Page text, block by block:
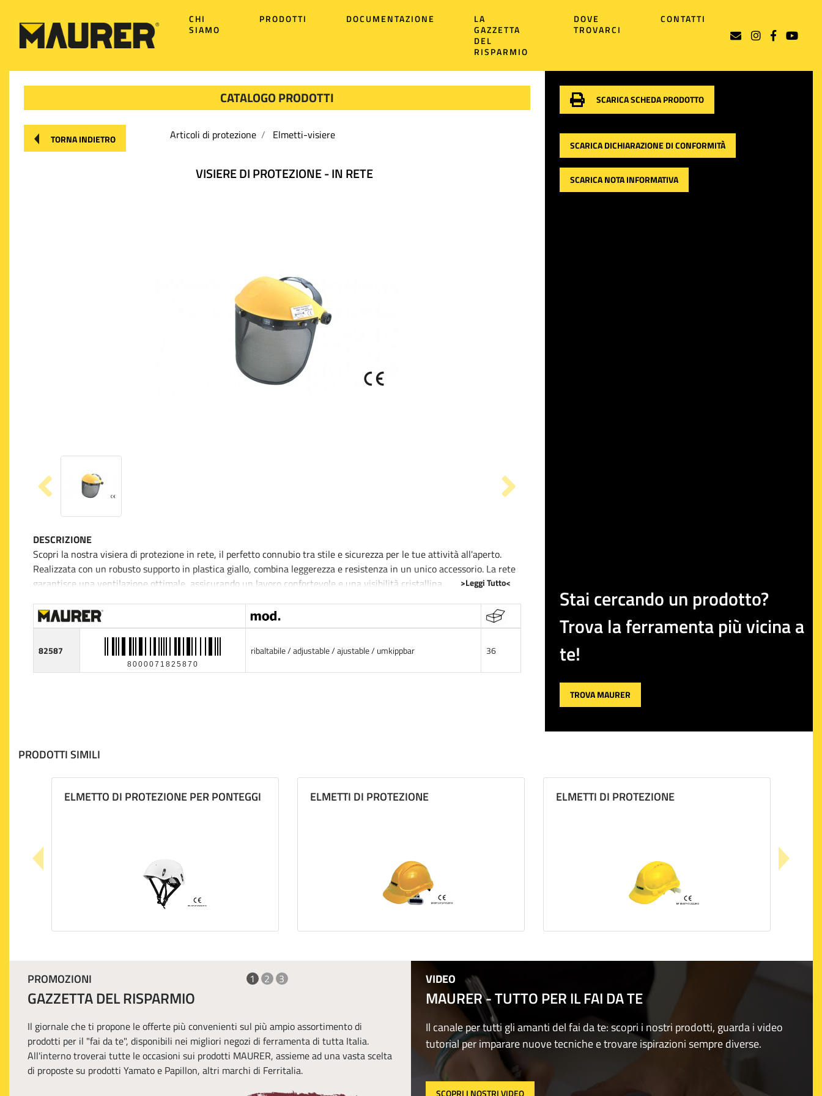
CHI
SIAMO
PRODOTTI DOCUMENTAZIONE
LA
GAZZETTA
DEL
RISPARMIO
DOVE
TROVARCI
CONTATTI
CATALOGO PRODOTTI
TORNA INDIETRO Articoli di protezione Elmetti-visiere
VISIERE DI PROTEZIONE - IN RETE
DESCRIZIONE
Scopri la nostra visiera di protezione in rete, il perfetto connubio tra stile e sicurezza per le tue attività all'aperto.
Realizzata con un robusto supporto in plastica giallo, combina leggerezza e resistenza in un unico accessorio. La rete
garantisce una ventilazione ottimale, assicurando un lavoro confortevole e una visibilità cristallina.
Questa visiera ribaltabile è ideale per giardinieri, appassionati del fai-da-te, o per chiunque necessiti di una barriera
protettiva contro sporco e detriti. Dotata di un meccanismo di regolazione, si adatta perfettamente a qualsiasi
dimensione del capo, garantendo stabilità e comfort durante l'uso.
>Leggi Tutto<
82587
8000071825870
ribaltabile / adjustable / ajustable / umkippbar 36
SCARICA SCHEDA PRODOTTO
SCARICA DICHIARAZIONE DI CONFORMITÀ
SCARICA NOTA INFORMATIVA
Stai cercando un prodotto?
Trova la ferramenta più vicina a
te!
TROVA MAURER
PRODOTTI SIMILI
ELMETTO DI PROTEZIONE PER PONTEGGI ELMETTI DI PROTEZIONE ELMETTI DI PROTEZIONE
PROMOZIONI 1 2 3
GAZZETTA DEL RISPARMIO
Il giornale che ti propone le offerte più convenienti sul più ampio assortimento di
prodotti per il "fai da te", disponibili nei migliori negozi di ferramenta di tutta Italia.
All'interno troverai tutte le occasioni sui prodotti MAURER, assieme ad una vasta scelta
di proposte su prodotti Yamato e Papillon, altri marchi di Ferritalia.
VIDEO
MAURER - TUTTO PER IL FAI DA TE
Il canale per tutti gli amanti del fai da te: scopri i nostri prodotti, guarda i video
tutorial per imparare nuove tecniche e trovare ispirazioni sempre diverse.
SCOPRI I NOSTRI VIDEO